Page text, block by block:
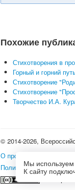
Похожие
Стихотворения в
Горный и горний
Стихотворение
Стихотворение
Творчество И.А.
© 2014-2026,
О проекте
ПолитикаМы используем
К сайту